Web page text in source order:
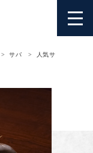
> サバ >
人気サ